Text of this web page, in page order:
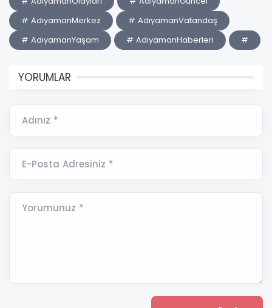
# AdıyamanMerkez
# AdıyamanVatandaş
# AdıyamanYaşam
# AdıyamanHaberleri #
YORUMLAR
Adınız *
E-Posta Adresiniz *
Yorumunuz *